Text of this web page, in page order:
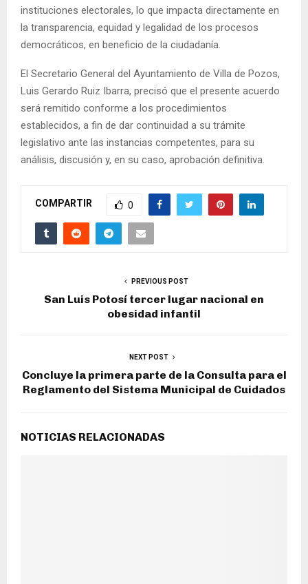
instituciones electorales, lo que impacta directamente en
la transparencia, equidad y legalidad de los procesos
democráticos, en beneficio de la ciudadanía.
El Secretario General del Ayuntamiento de Villa de Pozos,
Luis Gerardo Ruiz Ibarra, precisó que el presente acuerdo
será remitido conforme a los procedimientos
establecidos, a fin de dar continuidad a su trámite
legislativo ante las instancias competentes, para su
análisis, discusión y, en su caso, aprobación definitiva.
COMPARTIR 0
PREVIOUS POST
San Luis Potosí tercer lugar nacional en
obesidad infantil
NEXT POST
Concluye la primera parte de la Consulta para el
Reglamento del Sistema Municipal de Cuidados
NOTICIAS RELACIONADAS